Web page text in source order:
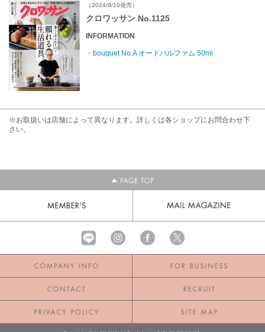
（2024/9/10発売）
クロワッサン No.1125
INFORMATION
・bouquet No.A オードパルファム 50ml
※お取扱いは店舗によって異なります。詳しくは各ショップにお問合わせ下
さい。